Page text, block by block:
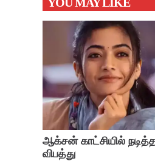
ஆக்சன் காட்சியில்
விபத்து